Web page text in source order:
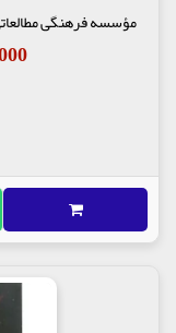
مؤسسه فرهنگی